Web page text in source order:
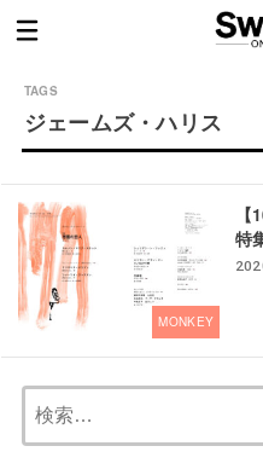
ジェームズ・ハリス
MONKEY
特